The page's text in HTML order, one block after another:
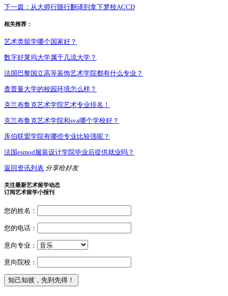
下一篇： 从大师行随行翻译到拿下梦校ACCD
相关推荐：
艺术类留学哪个国家好？
数字好莱坞大学属于几流大学？
法国巴黎国立高等装饰艺术学院都有什么专业？
查普曼大学的校园环境怎么样？
克兰布鲁克艺术学院艺术专业排名！
克兰布鲁克艺术学院和sva哪个学校好？
库伯联盟学院有哪些专业比较强呢？
法国esmod服装设计学院毕业后提供就业吗？
返回资讯列表 分享给好友
关注最新艺术留学动态
订阅艺术留学小报刊
您的姓名：
您的电话：
意向专业：
意向院校：